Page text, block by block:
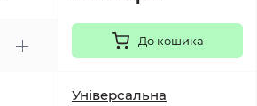
До кошика
Універсальна